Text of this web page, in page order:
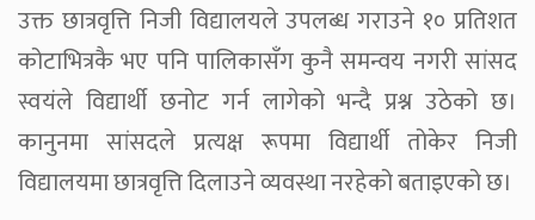
उक्त छात्रवृत्ति निजी विद्यालयले उपलब्ध गराउने १० प्रतिशत
कोटाभित्रकै भए पनि पालिकासँग कुनै समन्वय नगरी सांसद
स्वयंले विद्यार्थी छनोट गर्न लागेको भन्दै प्रश्न उठेको छ।
कानुनमा सांसदले प्रत्यक्ष रूपमा विद्यार्थी तोकेर निजी
विद्यालयमा छात्रवृत्ति दिलाउने व्यवस्था नरहेको बताइएको छ।